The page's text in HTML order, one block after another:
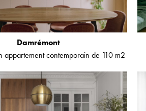
Damrémont
appartement contemporain de 110 m2